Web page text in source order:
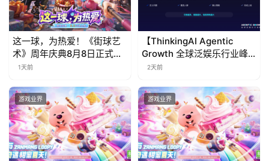
这一球，为热爱！《街球艺
术》周年庆典8月8日正式上
线，多重福利与全新内容同
1天前
【ThinkingAI Agentic
Growth 全球泛娱乐行业峰
会】Agent 时代，人到底负
2天前
游戏业界 游戏业界